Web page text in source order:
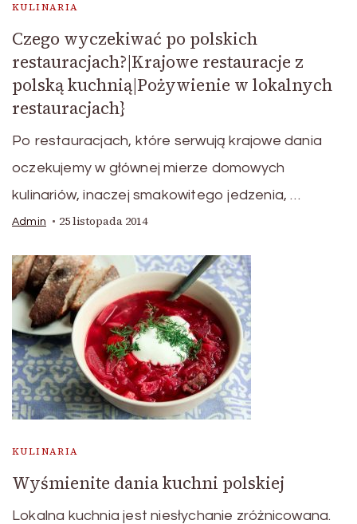
KULINARIA
Czego wyczekiwać po polskich
restauracjach?|Krajowe restauracje z
polską kuchnią|Pożywienie w lokalnych
restauracjach}
Po restauracjach, które serwują krajowe dania
oczekujemy w głównej mierze domowych
kulinariów, inaczej smakowitego jedzenia, …
Admin 25 listopada 2014
KULINARIA
Wyśmienite dania kuchni polskiej
Lokalna kuchnia jest niesłychanie zróżnicowana.